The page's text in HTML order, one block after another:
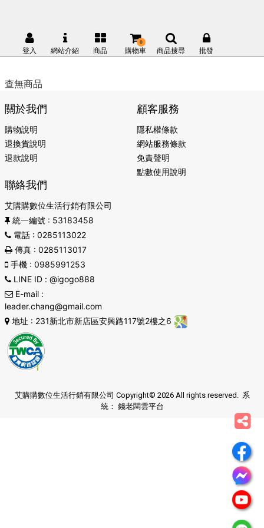
登入 網站介紹 商品 購物車
0
商品搜尋 批發
查無商品
關於我們
購物說明
退換貨說明
退款說明
顧客服務
隱私權條款
網站服務條款
免責聲明
點數使用說明
聯絡我們
艾購購數位生活行銷有限公司
統一編號 : 53183458
電話: 0285113022
傳真: 0285113017
手機: 0985991253
LINE ID: @igogo888
E-mail:
leader.chang@gmail.com
地址 : 231新北市新店區安興路117號2樓之6
艾購購數位生活行銷有限公司 Copyright© 2026 All rights reserved. 系
統： 錢老闆雲平台